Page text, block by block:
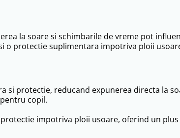
la soare si schimbarile de vreme pot
o protectie suplimentara impotriva ploii
si protectie, reducand expunerea directa la
copil.
impotriva ploii usoare, oferind un